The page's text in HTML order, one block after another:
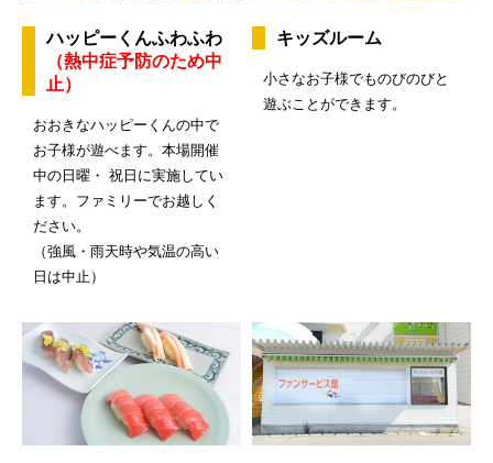
ハッピーくんふわふわ
（熱中症予防のため中
止）
おおきなハッピーくんの中で
お子様が遊べます。本場開催
中の日曜・ 祝日に実施してい
ます。ファミリーでお越しく
ださい。
（強風・雨天時や気温の高い
日は中止）
キッズルーム
小さなお子様でものびのびと
遊ぶことができます。